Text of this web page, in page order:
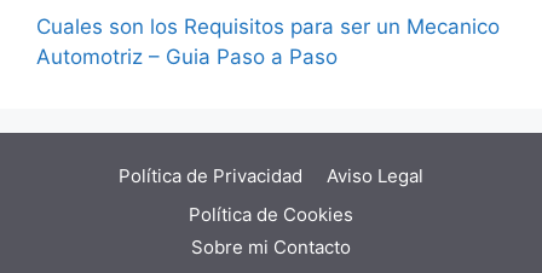
Cuales son los Requisitos para ser un Mecanico
Automotriz – Guia Paso a Paso
Política de Privacidad
Aviso Legal
Política de Cookies
Sobre mi Contacto